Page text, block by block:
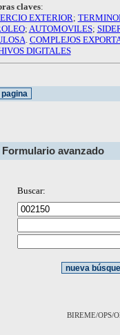
claves:
EXTERIOR;
; AUTOMOVILES;
COMPLEJOS
DIGITALES
avanzado
Buscar:
BIREME/OPS/